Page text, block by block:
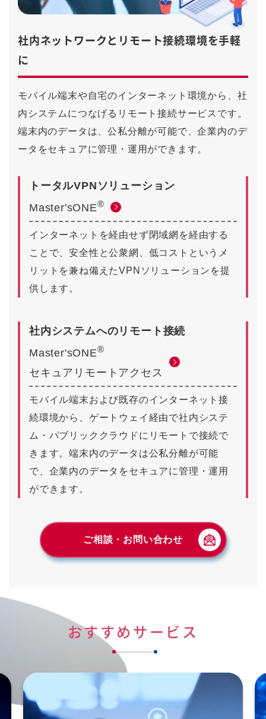
社内ネットワークとリモート接続環境を手軽
に
モバイル端末や自宅のインターネット環境から、社
内システムにつなげるリモート接続サービスです。
端末内のデータは、公私分離が可能で、企業内のデ
ータをセキュアに管理・運用ができます。
トータルVPNソリューション
Master'sONE®
インターネットを経由せず閉域網を経由する
ことで、安全性と公衆網、低コストというメ
リットを兼ね備えたVPNソリューションを提
供します。
社内システムへのリモート接続
Master'sONE®
セキュアリモートアクセス
モバイル端末および既存のインターネット接
続環境から、ゲートウェイ経由で社内システ
ム・パブリッククラウドにリモートで接続で
きます。端末内のデータは公私分離が可能
で、企業内のデータをセキュアに管理・運用
ができます。
ご相談・お問い合わせ
おすすめサービス